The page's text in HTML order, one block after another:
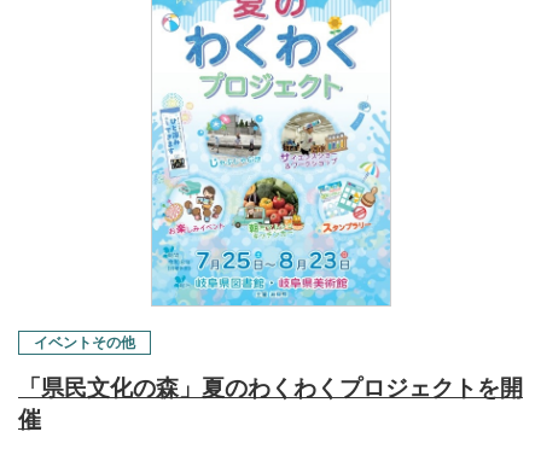
イベントその他
「県民文化の森」夏のわくわくプロジェクトを開
催